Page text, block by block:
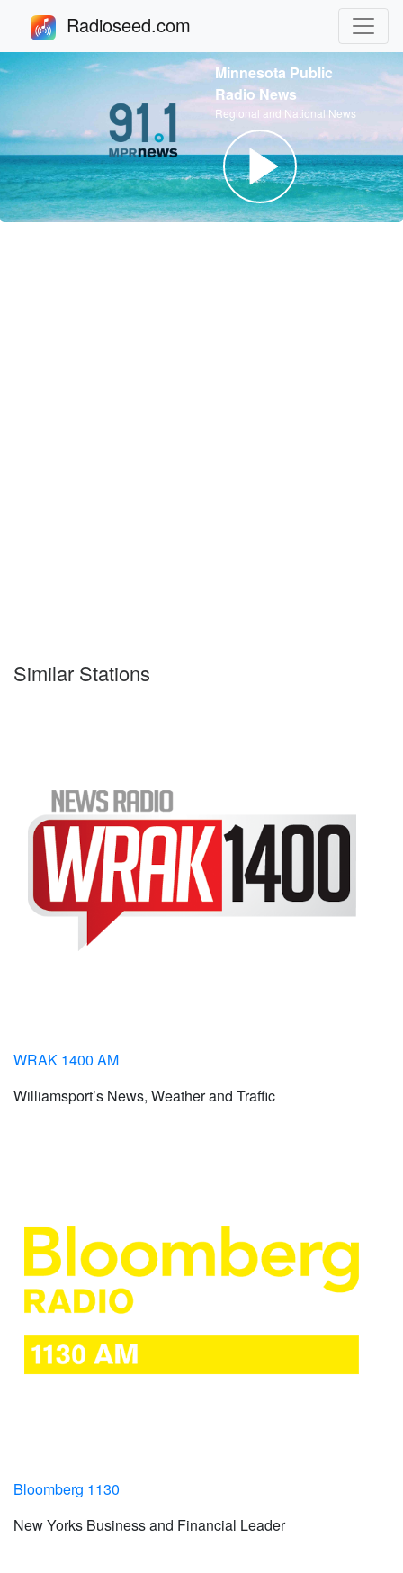
Radioseed.com
Minnesota Public
Radio News
Regional and National News
Similar Stations
WRAK 1400 AM
Williamsport’s News, Weather and Traffic
Bloomberg 1130
New Yorks Business and Financial Leader